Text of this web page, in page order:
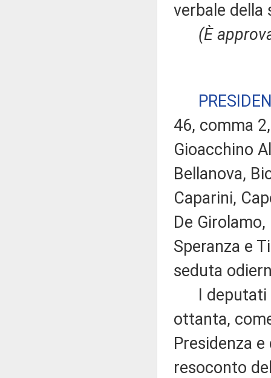
verbale della
(È
46, comma
Gioacchino
Bellanova,
Caparini,
De
Speranza e
seduta
I deputati
ottanta,
Presidenza
resoconto